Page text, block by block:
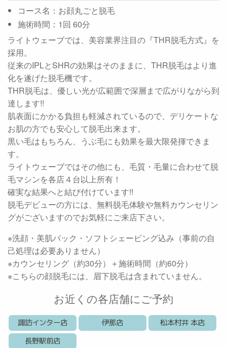
コース名：お顔丸ごと脱毛
施術時間：1回 60分
ライトウェーブでは、美容業界注目の『THR脱毛方式』を
採用。
従来のIPLとSHRの効果はそのままに、THR脱毛はより進
化を遂げた脱毛機です。
THR脱毛は、優しい光が広範囲で深層まで広がりながら到
達します!!
肌表面にかかる負担も軽減されているので、デリケートな
お肌の方でも安心して脱毛出来ます。
黒い毛はもちろん、うぶ毛にも効果を最大限発揮できま
す。
ライトウェーブではその他にも、毛質・毛量に合わせて脱
毛マシンを各店４台以上所有！
確実な結果へと結び付けています!!
脱毛デビューの方には、無料脱毛体験や無料カウンセリン
グがございますのでお気軽にご来店下さい。
※洗顔・美肌パック・ソフトシェービング込み（事前の自
己処理は必要ありません）
※カウンセリング（約30分）＋施術時間（約60分）
※こちらの顔脱毛には、眉下脱毛は含まれていません。
お近くの各店舗にご予約
諏訪インター店 伊那店
松本村井 本店
長野駅前店